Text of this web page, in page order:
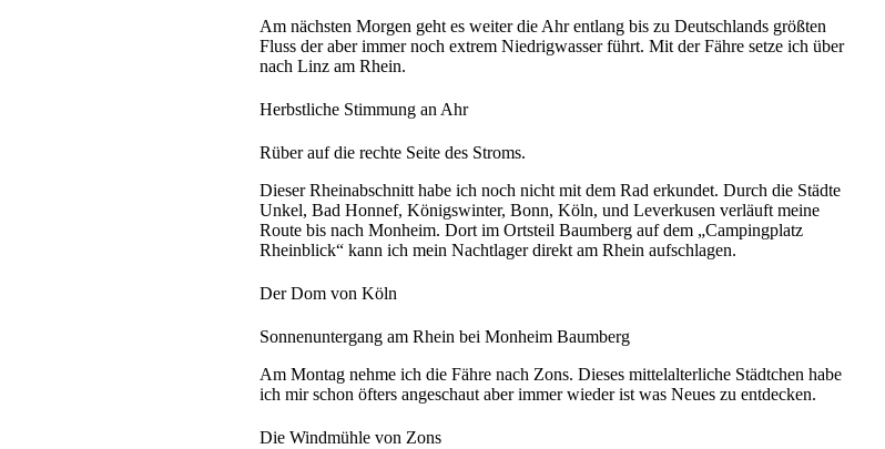
Am nächsten Morgen geht es weiter die Ahr entlang bis zu Deutschlands größten
Fluss der aber immer noch extrem Niedrigwasser führt. Mit der Fähre setze ich über
nach Linz am Rhein.
Herbstliche Stimmung an Ahr
Rüber auf die rechte Seite des Stroms.
Dieser Rheinabschnitt habe ich noch nicht mit dem Rad erkundet. Durch die Städte
Unkel, Bad Honnef, Königswinter, Bonn, Köln, und Leverkusen verläuft meine
Route bis nach Monheim. Dort im Ortsteil Baumberg auf dem „Campingplatz
Rheinblick“ kann ich mein Nachtlager direkt am Rhein aufschlagen.
Der Dom von Köln
Sonnenuntergang am Rhein bei Monheim Baumberg
Am Montag nehme ich die Fähre nach Zons. Dieses mittelalterliche Städtchen habe
ich mir schon öfters angeschaut aber immer wieder ist was Neues zu entdecken.
Die Windmühle von Zons